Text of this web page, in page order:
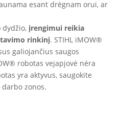
esant drėgnam orui, ar
dydžio, įrengimui reikia
rinkinį. STIHL iMOW®
galiojančius saugos
robotas vejapjovė nėra
yra aktyvus, saugokite
zonos.